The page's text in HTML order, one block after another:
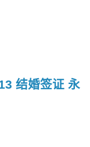
结婚签证 永